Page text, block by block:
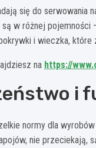
się do serwowania
w różnej pojemności
i wieczka,
na https://
i
normy dla
nie